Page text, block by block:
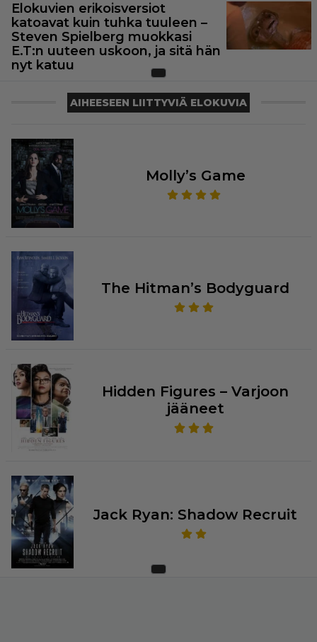
Elokuvien erikoisversiot
katoavat kuin tuhka tuuleen –
Steven Spielberg muokkasi
E.T:n uuteen uskoon, ja sitä hän
nyt katuu
AIHEESEEN LIITTYVIÄ ELOKUVIA
Molly’s Game
The Hitman’s Bodyguard
Hidden Figures – Varjoon
jääneet
Jack Ryan: Shadow Recruit